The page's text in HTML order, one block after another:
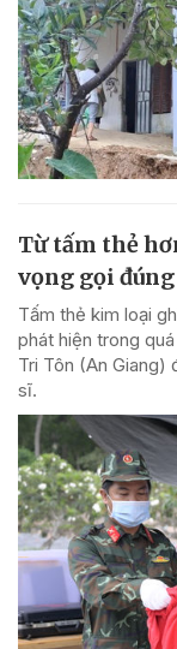
Từ tấm thẻ
vọng gọi
Tấm thẻ kim loại
phát hiện trong
Tri Tôn (An Giang)
sĩ.